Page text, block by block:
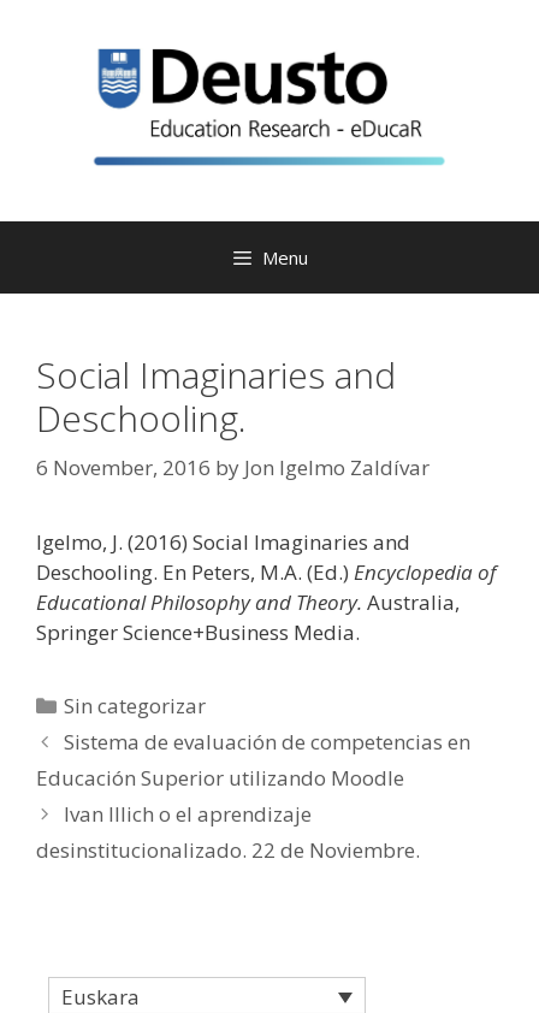
Menu
Social Imaginaries and
Deschooling.
6 November, 2016 by Jon Igelmo Zaldívar
Igelmo, J. (2016) Social Imaginaries and
Deschooling. En Peters, M.A. (Ed.) Encyclopedia of
Educational Philosophy and Theory. Australia,
Springer Science+Business Media.
Categories
Sin categorizar
Sistema de evaluación de competencias en
Educación Superior utilizando Moodle
Ivan Illich o el aprendizaje
desinstitucionalizado. 22 de Noviembre.
Euskara